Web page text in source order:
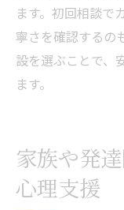
ます。初回相談で
寧さを確認するの
設を選ぶことで、
ます。
家族や発
心理支援